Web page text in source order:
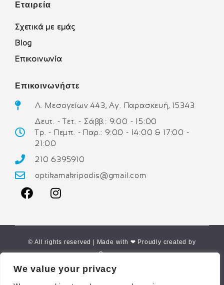
We value your privacy
Εταιρεία
Σχετικά με εμάς
Blog
Επικοινωνία
Επικοινωνήστε
Λ. Μεσογείων 443, Αγ. Παρασκευή, 15343
Δευτ. - Τετ. - Σάββ.: 9:00 - 15:00
Τρ. - Πεμπ. - Παρ.: 9:00 - 14:00 & 17:00 -
21:00
210 6395910
optikamakripodis@gmail.com
© All rights reserved | Made with ❤ Proudly created by
Corne.gr